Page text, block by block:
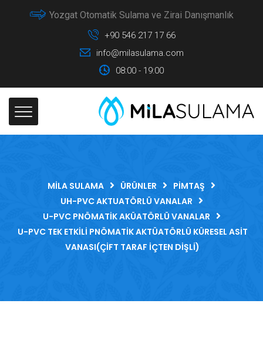
Yozgat Otomatik Sulama ve Zirai Danışmanlık
+90 546 217 17 66
info@milasulama.com
08:00 - 19:00
MILA SULAMA ÜRÜNLER
PIMTAŞ
UH-PVC AKTUATÖRLÜ VANALAR
U-PVC PNÖMATIK AKÜATÖRLÜ VANALAR
U-PVC TEK ETKILI PNÖMATIK AKTÜATÖRLÜ KÜRESEL ASIT
VANASI(ÇIFT TARAF İÇTEN DIŞLI)